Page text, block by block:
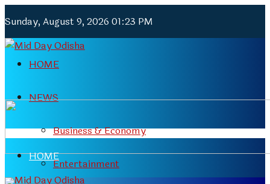
Sunday, August 9, 2026 01:23 PM
HOME
NEWS
Business & Economy
Entertainment
HOME